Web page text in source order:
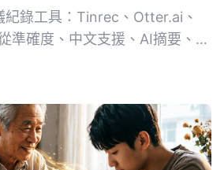
紀錄工具：Tinrec、Otter.ai、
準確度、中文支援、AI摘要、多